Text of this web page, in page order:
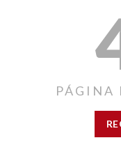
PÁGINA